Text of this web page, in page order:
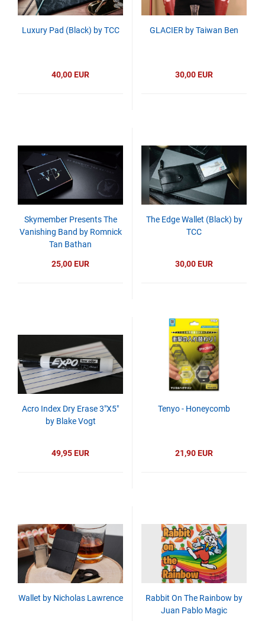
Luxury Pad (Black) by TCC
40,00 EUR
GLACIER by Taiwan Ben
30,00 EUR
Skymember Presents The
Vanishing Band by Romnick
Tan Bathan
25,00 EUR
The Edge Wallet (Black) by
TCC
30,00 EUR
Acro Index Dry Erase 3"X5"
by Blake Vogt
49,95 EUR
Tenyo - Honeycomb
21,90 EUR
Wallet by Nicholas Lawrence
Rabbit On The Rainbow by
Juan Pablo Magic